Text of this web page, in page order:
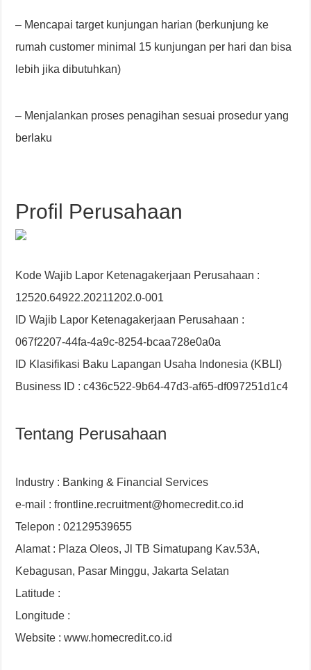
– Mencapai target kunjungan harian (berkunjung ke
rumah customer minimal 15 kunjungan per hari dan bisa
lebih jika dibutuhkan)
– Menjalankan proses penagihan sesuai prosedur yang
berlaku
Profil Perusahaan
Kode Wajib Lapor Ketenagakerjaan Perusahaan :
12520.64922.20211202.0-001
ID Wajib Lapor Ketenagakerjaan Perusahaan :
067f2207-44fa-4a9c-8254-bcaa728e0a0a
ID Klasifikasi Baku Lapangan Usaha Indonesia (KBLI)
Business ID : c436c522-9b64-47d3-af65-df097251d1c4
Tentang Perusahaan
Industry : Banking & Financial Services
e-mail : frontline.recruitment@homecredit.co.id
Telepon : 02129539655
Alamat : Plaza Oleos, Jl TB Simatupang Kav.53A,
Kebagusan, Pasar Minggu, Jakarta Selatan
Latitude :
Longitude :
Website : www.homecredit.co.id